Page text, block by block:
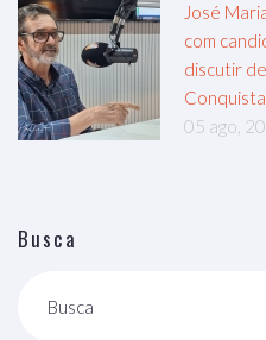
José
com
discutir
Conquista
05 ago,
Busca
Busca